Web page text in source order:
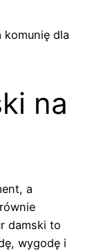
komunię dla
na
a
damski to
wygodę i